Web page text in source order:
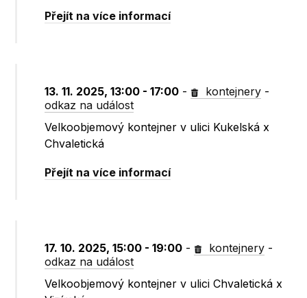
Přejít na více informací
13. 11. 2025, 13:00 - 17:00 - kontejnery -
odkaz na událost
Velkoobjemový kontejner v ulici Kukelská x
Chvaletická
Přejít na více informací
17. 10. 2025, 15:00 - 19:00 - kontejnery -
odkaz na událost
Velkoobjemový kontejner v ulici Chvaletická x